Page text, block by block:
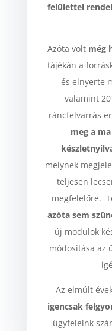
felülettel
Azóta volt még
tájékán a
és elnyerte
valamint
ráncfelvarrás
meg a
melynek
teljesen
megfelelőre.
azóta sem
új modulok
módosítása az
Az elmúlt
igencsak
ügyfeleink